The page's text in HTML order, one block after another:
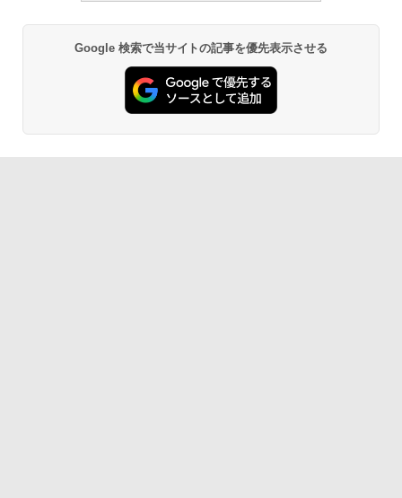
AIイラスト表現辞典: 思い通りの絵を引き
出す プロンプトの言葉 AI画像生成シリー
ズ (はぴーイラストLabo)
￥27,980
Amazon Kindle - 目に優しい、かさばら
ない、大きな画面で読みやすい、6週間持
Google 検索で当サイトの記事を優先表示させる